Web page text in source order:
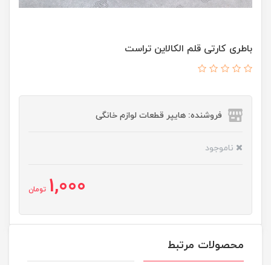
باطری کارتی قلم الکالاین تراست
فروشنده: هایپر قطعات لوازم خانگی
ناموجود
1,000 تومان
محصولات مرتبط